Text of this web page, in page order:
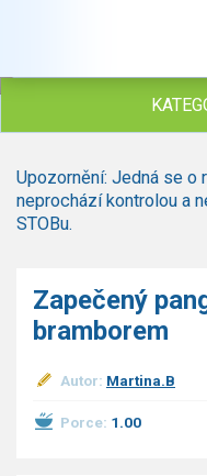
Polévky
Studená kuchyně
hovězí, telecí
vepřové
ryby
ostatní maso
Upozornění: Jedná se o
neprochází kontrolou a
STOBu.
Zapečený
bramborem
Autor: Martina.B
Porce: 1.00